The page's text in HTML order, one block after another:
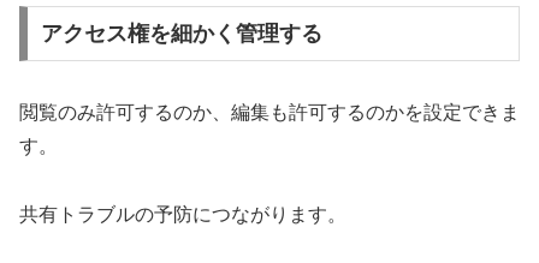
アクセス権を細かく管理する
閲覧のみ許可するのか、編集も許可するのかを設定できま
す。
共有トラブルの予防につながります。